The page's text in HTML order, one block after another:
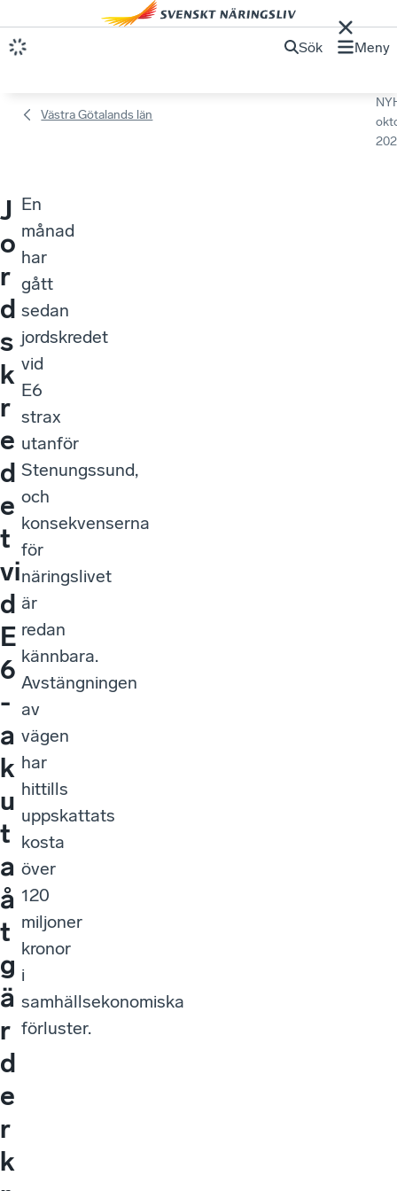
Sök Meny
Västra Götalands län
J
o
r
d
s
k
r
e
d
e
t
vi
d
E
6
-
a
k
u
t
a
å
t
g
ä
r
d
e
r
k
En
månad
har
gått
sedan
jordskredet
vid
E6
strax
utanför
Stenungssund,
och
konsekvenserna
för
näringslivet
är
redan
kännbara.
Avstängningen
av
vägen
har
hittills
uppskattats
kosta
över
120
miljoner
kronor
i
samhällsekonomiska
förluster.